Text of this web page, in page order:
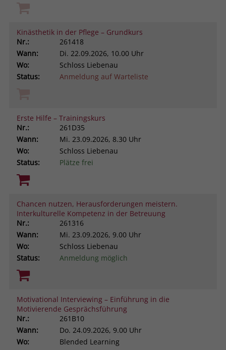
Kinästhetik in der Pflege – Grundkurs
Nr.:
261418
Wann:
Di. 22.09.2026, 10.00 Uhr
Wo:
Schloss Liebenau
Status:
Anmeldung auf Warteliste
Erste Hilfe – Trainingskurs
Nr.:
261D35
Wann:
Mi. 23.09.2026, 8.30 Uhr
Wo:
Schloss Liebenau
Status:
Plätze frei
Chancen nutzen, Herausforderungen meistern.
Interkulturelle Kompetenz in der Betreuung
Nr.:
261316
Wann:
Mi. 23.09.2026, 9.00 Uhr
Wo:
Schloss Liebenau
Status:
Anmeldung möglich
Motivational Interviewing – Einführung in die
Motivierende Gesprächsführung
Nr.:
261B10
Wann:
Do. 24.09.2026, 9.00 Uhr
Wo:
Blended Learning